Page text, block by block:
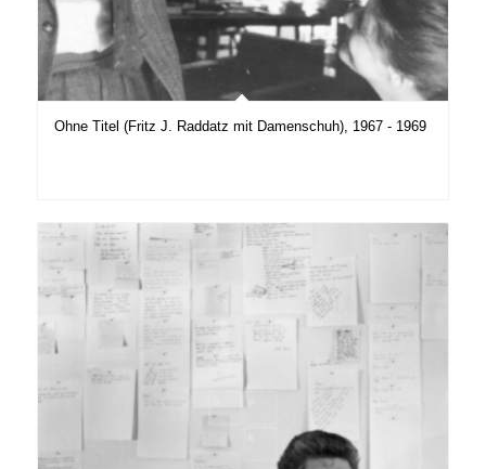
Ohne Titel (Fritz J. Raddatz mit Damenschuh), 1967 - 1969